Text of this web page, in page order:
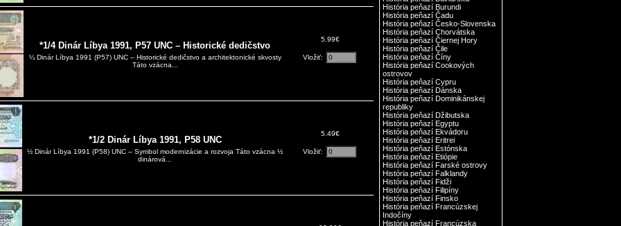
*1/4 Dinár Líbya 1991, P57 UNC – Historické dedičstvo
¼ Dinár Líbya 1991 (P57) UNC – Historické dedičstvo a architektonické skvosty
Táto vzácna...
5.99€
Vložiť:
*1/2 Dinár Líbya 1991, P58 UNC
½ Dinár Líbya 1991 (P58) UNC – Symbol modernizácie a rozvoja Táto vzácna ½
dinárová...
5.49€
Vložiť:
História peňazí Burundi
História peňazí Čadu
História peňazí Česko-Slovenska
História peňazí Chorvátska
História peňazí Čiernej Hory
História peňazí Čile
História peňazí Číny
História peňazí Cookových
ostrovov
História peňazí Cypru
História peňazí Dánska
História peňazí Dominikánskej
republiky
História peňazí Džibutska
História peňazí Egyptu
História peňazí Ekvádoru
História peňazí Eritrei
História peňazí Estónska
História peňazí Etiópie
História peňazí Farské ostrovy
História peňazí Falklandy
História peňazí Fidži
História peňazí Filipíny
História peňazí Finsko
História peňazí Francúzskej
Indočíny
História peňazí Francúzska